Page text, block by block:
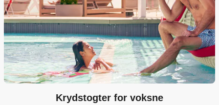
Krydstogter for voksne